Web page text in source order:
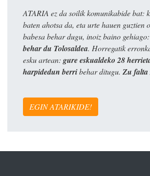
ATARIA ez da soilik komunikabide bat:
baten ahotsa da, eta urte hauen guztien
babesa behar dugu, inoiz baino gehiago:
behar du Tolosaldea. Horregatik
esku artean: gure eskualdeko 28
harpidedun berribehar ditugu. Zu falta
EGIN ATARIKIDE!